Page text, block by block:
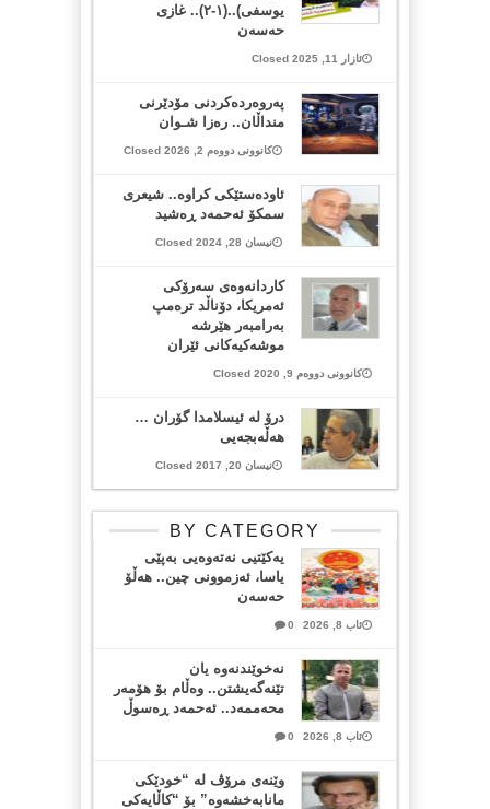
یوسفی)..(١-٢).. غازی
حەسەن
ئازار 11, 2025 Closed
پەروەردەکردنی مۆدێرنی
منداڵان.. رەزا شـوان
کانوونی دووەم 2, 2026 Closed
ئاودەستێکی کراوە.. شیعری
سمکۆ ئەحمەد ڕەشید
نیسان 28, 2024 Closed
کاردانەوەی سەرۆکی
ئەمریکا، دۆناڵد ترەمپ
بەرامبەر هێرشە
موشەکیەکانی ئێران
کانوونی دووەم 9, 2020 Closed
درۆ لە ئیسلامدا گۆران …
هەڵەبجەیی
نیسان 20, 2017 Closed
BY CATEGORY
یەکێتیی نەتەوەیی بەپێی
یاسا، ئەزموونی چین.. هەڵۆ
حەسەن
ئاب 8, 2026 0
نەخوێندنەوە یان
تێنەگەیشتن.. وەڵام بۆ هۆمەر
محەممەد.. ئەحمەد ڕەسوڵ
ئاب 8, 2026 0
وێنەی مرۆڤ لە “خودێکی
مانابەخشەوە” بۆ “کاڵایەکی